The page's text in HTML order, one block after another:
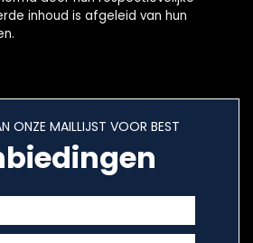
inhoud is afgeleid van hun
ONZE MAILLIJST VOOR BEST